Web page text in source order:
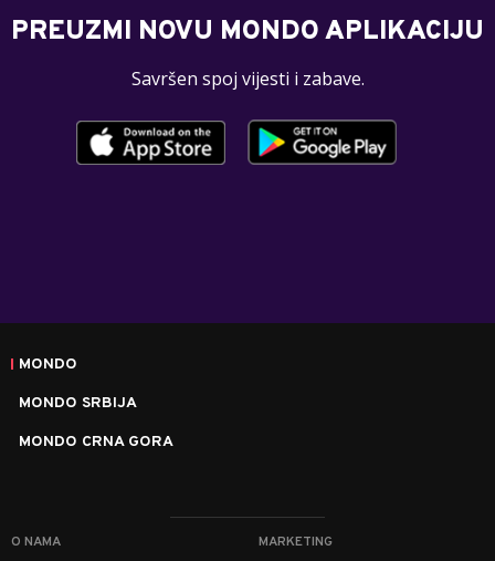
PREUZMI NOVU MONDO APLIKACIJU
Savršen spoj vijesti i zabave.
MONDO
MONDO SRBIJA
MONDO CRNA GORA
O NAMA MARKETING